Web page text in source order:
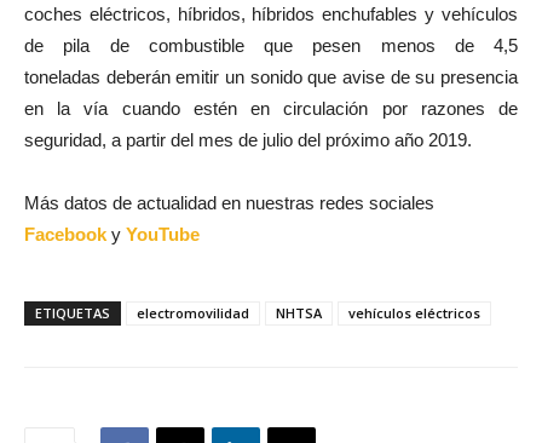
coches eléctricos, híbridos, híbridos enchufables y vehículos
de pila de combustible que pesen menos de 4,5
toneladas deberán emitir un sonido que avise de su presencia
en la vía cuando estén en circulación por razones de
seguridad, a partir del mes de julio del próximo año 2019.
Más datos de actualidad en nuestras redes sociales
Facebook y YouTube
ETIQUETAS electromovilidad NHTSA vehículos eléctricos